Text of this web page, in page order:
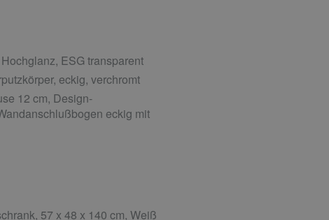
ESG transparent
eckig, verchromt
12 cm, Design-
eckig mit
57 x 48 x 140 cm, Weiß